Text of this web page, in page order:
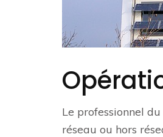
Le professionnel
réseau ou hors